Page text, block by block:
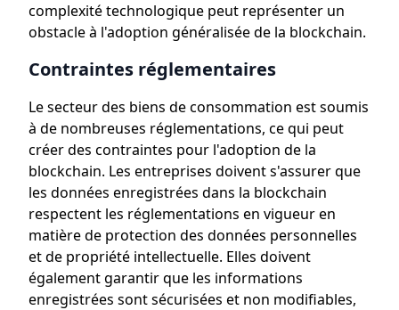
complexité technologique peut représenter un
obstacle à l'adoption généralisée de la blockchain.
Contraintes réglementaires
Le secteur des biens de consommation est soumis
à de nombreuses réglementations, ce qui peut
créer des contraintes pour l'adoption de la
blockchain. Les entreprises doivent s'assurer que
les données enregistrées dans la blockchain
respectent les réglementations en vigueur en
matière de protection des données personnelles
et de propriété intellectuelle. Elles doivent
également garantir que les informations
enregistrées sont sécurisées et non modifiables,